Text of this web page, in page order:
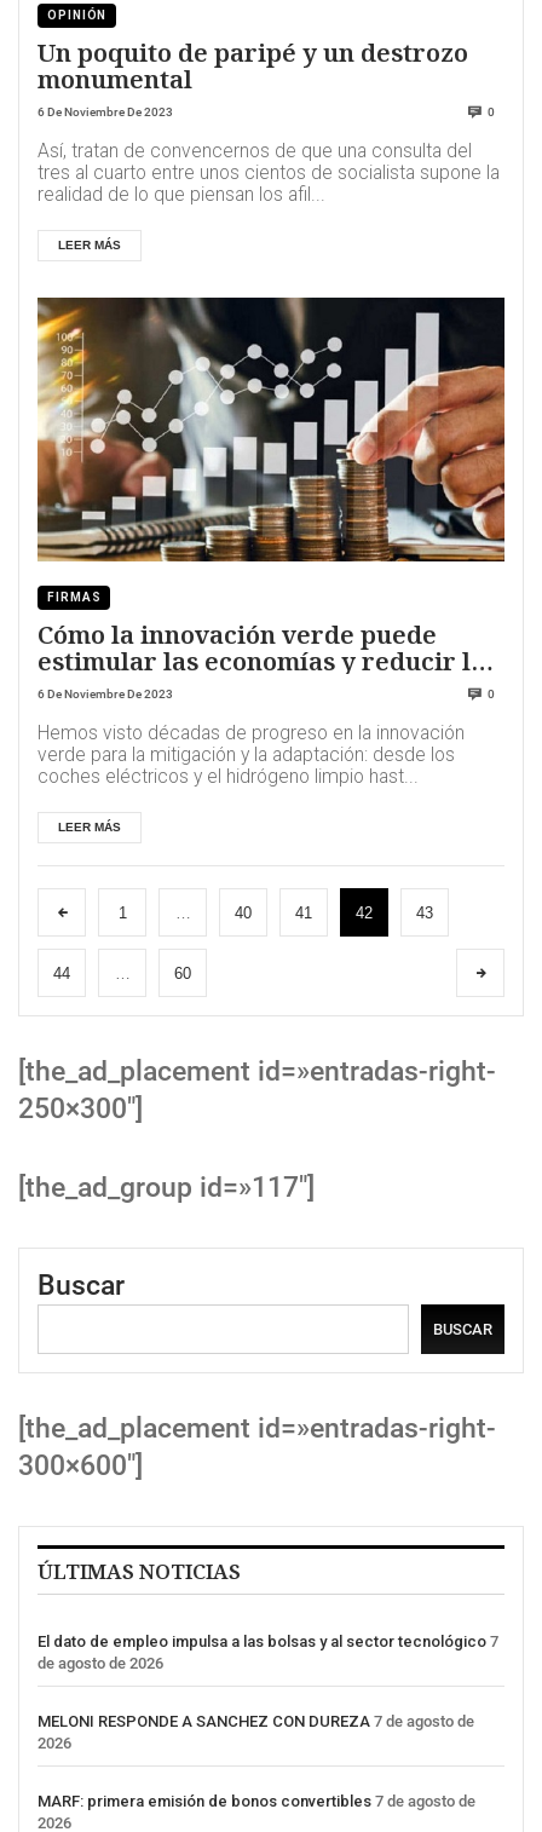
OPINIÓN
Un poquito de paripé y un destrozo
monumental
6 De Noviembre De 2023 0
Así, tratan de convencernos de que una consulta del
tres al cuarto entre unos cientos de socialista supone la
realidad de lo que piensan los afil...
LEER MÁS
FIRMAS
Cómo la innovación verde puede
estimular las economías y reducir las
emisiones
6 De Noviembre De 2023 0
Hemos visto décadas de progreso en la innovación
verde para la mitigación y la adaptación: desde los
coches eléctricos y el hidrógeno limpio hast...
LEER MÁS
1 40 41 42 43
44 60
[the_ad_placement id=»entradas-right-
250×300″]
[the_ad_group id=»117″]
Buscar
BUSCAR
[the_ad_placement id=»entradas-right-
300×600″]
ÚLTIMAS NOTICIAS
El dato de empleo impulsa a las bolsas y al sector tecnológico 7
de agosto de 2026
MELONI RESPONDE A SANCHEZ CON DUREZA 7 de agosto de
2026
MARF: primera emisión de bonos convertibles 7 de agosto de
2026